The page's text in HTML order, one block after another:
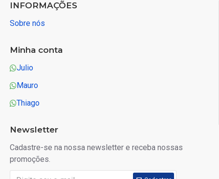
INFORMAÇÕES
Sobre nós
Minha conta
Julio
Mauro
Thiago
Newsletter
Cadastre-se na nossa newsletter e receba nossas
promoções.